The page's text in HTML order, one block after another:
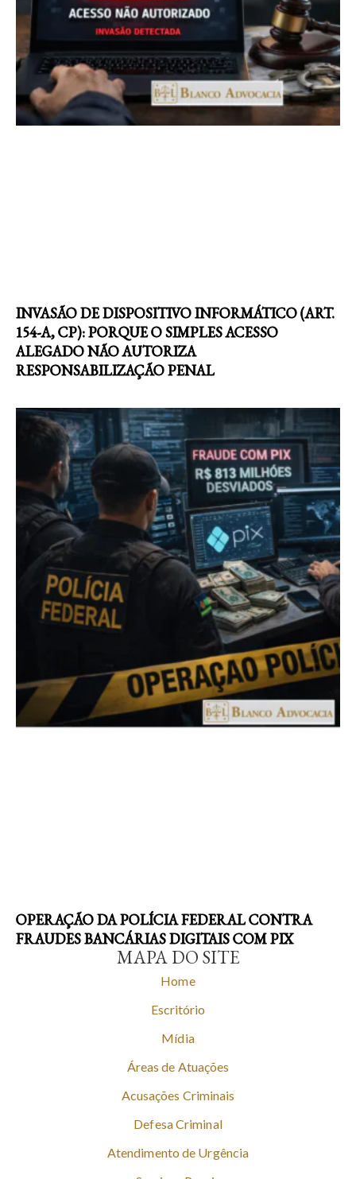
INVASÃO DE DISPOSITIVO INFORMÁTICO (ART.
154-A, CP): PORQUE O SIMPLES ACESSO
ALEGADO NÃO AUTORIZA
RESPONSABILIZAÇÃO PENAL
OPERAÇÃO DA POLÍCIA FEDERAL CONTRA
FRAUDES BANCÁRIAS DIGITAIS COM PIX
MAPA DO SITE
Home
Escritório
Mídia
Áreas de Atuações
Acusações Criminais
Defesa Criminal
Atendimento de Urgência